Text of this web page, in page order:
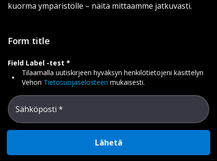
kuorma ympäristölle – näitä mittaamme jatkuvasti.
Form title
Field Label -test
Tilaamalla uutiskirjeen hyväksyn henkilötietojeni käsittelyn
Vehon Tietosuojaselosteen mukaisesti.
Sähköposti
Lähetä